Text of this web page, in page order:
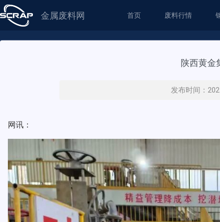
金属废料网 首页 废料行情
陕西黄金
发布时间：
网讯：